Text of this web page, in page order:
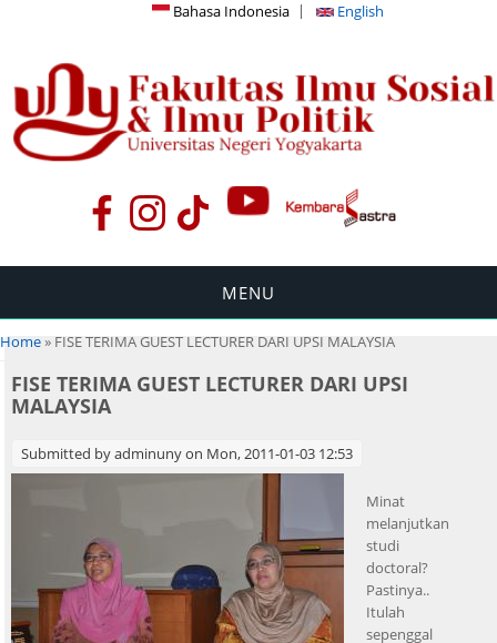
Bahasa Indonesia English
MENU
You are here
Home» FISE TERIMA GUEST LECTURER DARI UPSI MALAYSIA
FISE TERIMA GUEST LECTURER DARI UPSI
MALAYSIA
Submitted byadminunyon Mon, 2011-01-03 12:53
Minat
melanjutkan
studi
doctoral?
Pastinya..
Itulah
sepenggal